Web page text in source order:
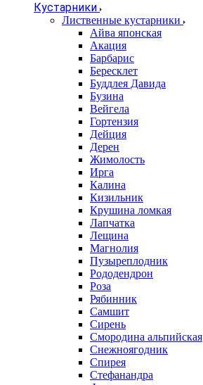
Кустарники
Лиственные кустарники
Айва японская
Акация
Барбарис
Бересклет
Буддлея Давида
Бузина
Вейгела
Гортензия
Дейция
Дерен
Жимолость
Ирга
Калина
Кизильник
Крушина ломкая
Лапчатка
Лещина
Магнолия
Пузыреплодник
Рододендрон
Роза
Рябинник
Самшит
Сирень
Смородина альпийская
Снежноягодник
Спирея
Стефанандра